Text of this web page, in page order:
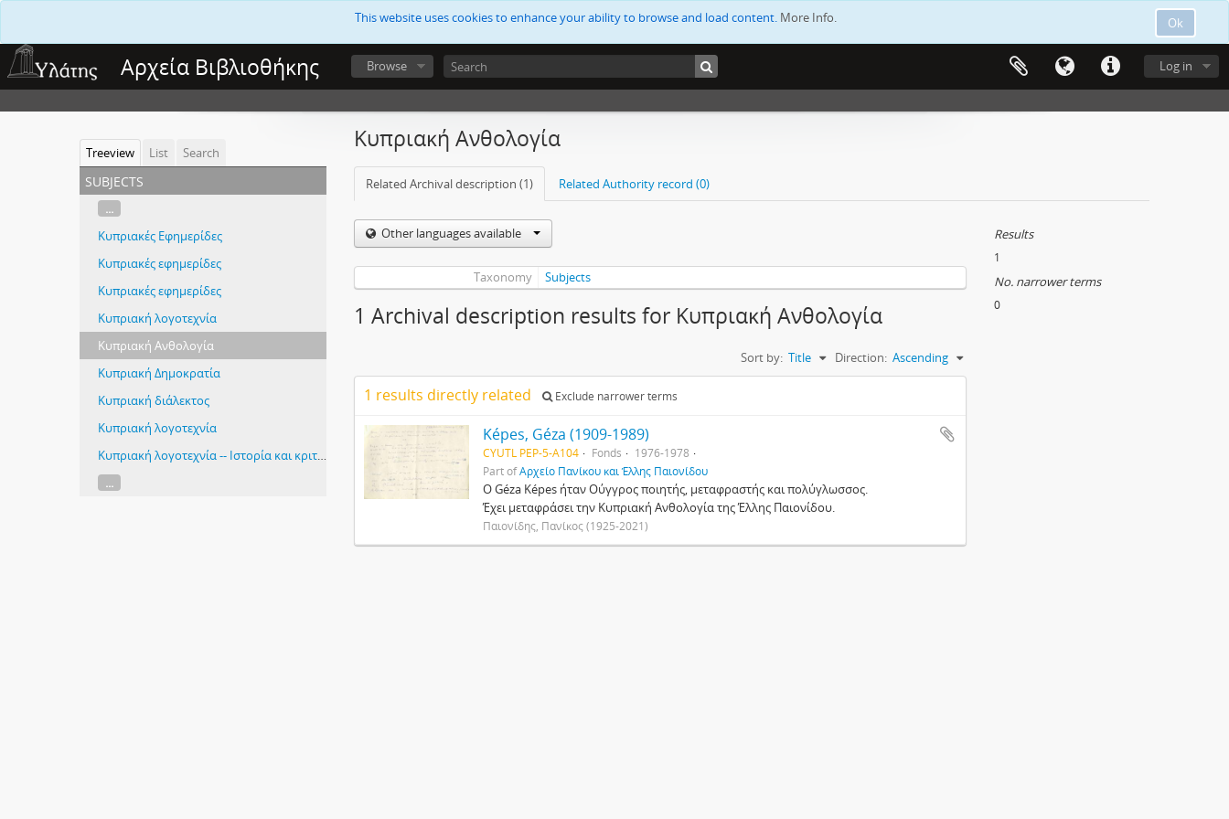
Ok
This website uses cookies to enhance your ability to browse and load content. More Info.
Αρχεία Βιβλιοθήκης Log in
Browse
Treeview List Search
subjects
...
Κυπριακές Εφημερίδες
Κυπριακές εφημερίδες
Κυπριακές εφημερίδες
Κυπριακή λογοτεχνία
Κυπριακή Ανθολογία
Κυπριακή Δημοκρατία
Κυπριακή διάλεκτος
Κυπριακή λογοτεχνία
Κυπριακή λογοτεχνία -- Ιστορία και κριτική
...
Κυπριακή Ανθολογία
Related Archival description (1) Related Authority record (0)
Other languages available
Taxonomy Subjects
1 Archival description results for Κυπριακή Ανθολογία
Sort by: Title Direction: Ascending
1 results directly related Exclude narrower terms
Képes, Géza (1909-1989)
CYUTL PEP-5-A104 Fonds
1976-1978
Part ofΑρχείο Πανίκου και Έλλης Παιονίδου
Ο Géza Képes ήταν Ούγγρος ποιητής, μεταφραστής και πολύγλωσσος.
Έχει μεταφράσει την Κυπριακή Ανθολογία της Έλλης Παιονίδου.
Παιονίδης, Πανίκος (1925-2021)
Results
1
No. narrower terms
0